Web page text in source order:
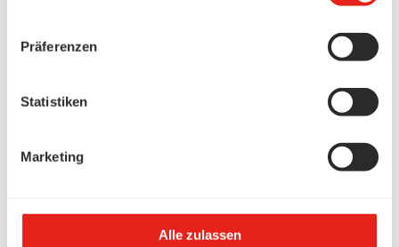
Präferenzen
Statistiken
Marketing
Alle zulassen